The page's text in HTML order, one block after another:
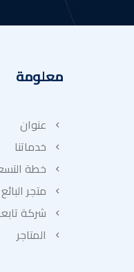
معلومة
عنوان
خدماتنا
خطة
متجر البائع
شركة
المتاجر